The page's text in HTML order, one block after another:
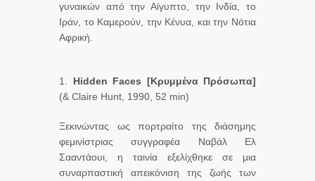
γυναικών από την Αίγυπτο, την Ινδία, το
Ιράν, το Καμερούν, την Κένυα, και την Νότια
Αφρική.
1. Hidden Faces [Κρυμμένα Πρόσωπα]
(& Claire Hunt, 1990, 52 min)
Ξεκινώντας ως πορτραίτο της διάσημης
φεμινίστριας συγγραφέα Ναβάλ Ελ
Σααντάουι, η ταινία εξελίχθηκε σε μια
συναρπαστική απεικόνιση της ζωής των